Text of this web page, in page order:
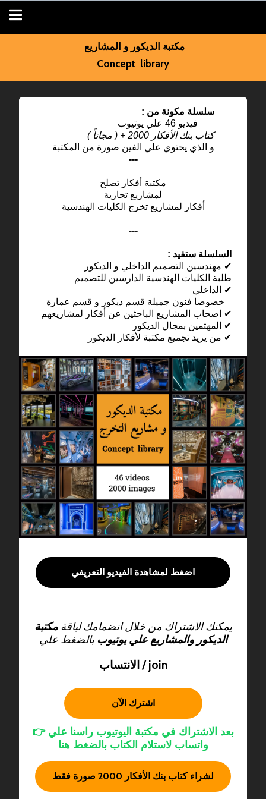
مكتبة الديكور و المشاريع
Concept library
: سلسلة مكونة من
كتاب بنك الأفكار 2000 + ( مجاناً )
و الذي يحتوي علي الفين صورة من المكتبة
---
مكتبة أفكار تصلح
لمشاريع تجارية
أفكار لمشاريع تخرج الكليات الهندسية
---
: السلسلة ستفيد
مهندسين التصميم الداخلي و الديكور ✔
طلبة الكليات الهندسية الدارسين للتصميم
الداخلي ✔
اصحاب المشاريع الباحثين عن أفكار لمشاريعهم ✔
المهتمين بمجال الديكور ✔
من يريد تجميع مكتبة لأفكار الديكور ✔
اضغط لمشاهدة الفيديو التعريفي
يمكنك الاشتراك من خلال انضمامك لباقةمكتبة
الديكور والمشاريع علييوتيوب بالضغط علي
الانتساب / join
اشترك الآن
👉 بعد الاشتراك في مكتبة اليوتيوب راسنا علي
واتساب لاستلام الكتاب بالضغط هنا
لشراء كتاب بنك الأفكار 2000 صورة فقط